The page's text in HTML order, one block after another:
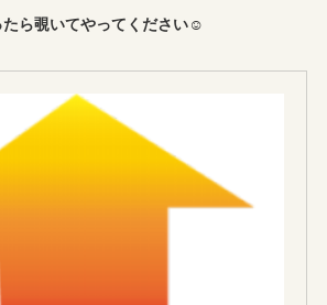
たら覗いてやってください☺︎